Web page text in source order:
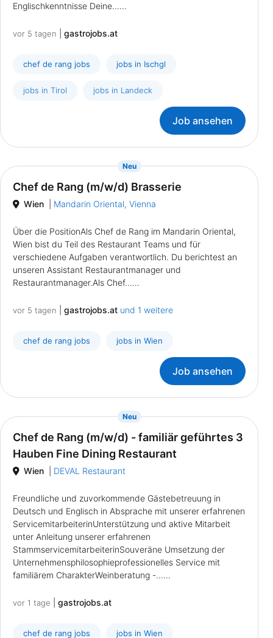
Englischkenntnisse Deine......
vor 5 tagen gastrojobs.at
chef de rang jobs jobs in Ischgl
jobs in Tirol jobs in Landeck
Job ansehen
Neu{prompt.job}
Chef de Rang (m/w/d) Brasserie
Wien Mandarin Oriental, Vienna
Über die PositionAls Chef de Rang im Mandarin Oriental,
Wien bist du Teil des Restaurant Teams und für
verschiedene Aufgaben verantwortlich. Du berichtest an
unseren Assistant Restaurantmanager und
Restaurantmanager.Als Chef......
vor 5 tagen gastrojobs.at und 1 weitere
chef de rang jobs jobs in Wien
Job ansehen
Neu{prompt.job}
Chef de Rang (m/w/d) - familiär geführtes 3
Hauben Fine Dining Restaurant
Wien DEVAL Restaurant
Freundliche und zuvorkommende Gästebetreuung in
Deutsch und Englisch in Absprache mit unserer erfahrenen
ServicemitarbeiterinUnterstützung und aktive Mitarbeit
unter Anleitung unserer erfahrenen
StammservicemitarbeiterinSouveräne Umsetzung der
Unternehmensphilosophieprofessionelles Service mit
familiärem CharakterWeinberatung -......
vor 1 tage gastrojobs.at
chef de rang jobs jobs in Wien